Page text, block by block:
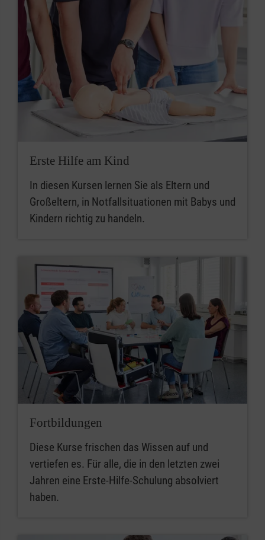
Erste Hilfe am Kind
In diesen Kursen lernen Sie als Eltern und
Großeltern, in Notfallsituationen mit Babys und
Kindern richtig zu handeln.
Fortbildungen
Diese Kurse frischen das Wissen auf und
vertiefen es. Für alle, die in den letzten zwei
Jahren eine Erste-Hilfe-Schulung absolviert
haben.